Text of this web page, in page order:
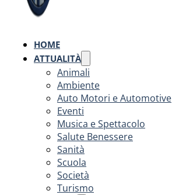
HOME
ATTUALITÀ
Animali
Ambiente
Auto Motori e Automotive
Eventi
Musica e Spettacolo
Salute Benessere
Sanità
Scuola
Società
Turismo